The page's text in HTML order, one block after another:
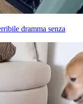
dramma senza